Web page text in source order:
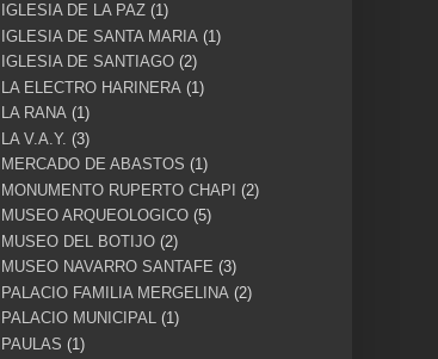
IGLESIA DE LA PAZ (1)
IGLESIA DE SANTA MARIA (1)
IGLESIA DE SANTIAGO (2)
LA ELECTRO HARINERA (1)
LA RANA (1)
LA V.A.Y. (3)
MERCADO DE ABASTOS (1)
MONUMENTO RUPERTO CHAPI
(2)
MUSEO ARQUEOLOGICO (5)
MUSEO DEL BOTIJO (2)
MUSEO NAVARRO SANTAFE (3)
PALACIO FAMILIA MERGELINA (2)
PALACIO MUNICIPAL (1)
PAULAS (1)